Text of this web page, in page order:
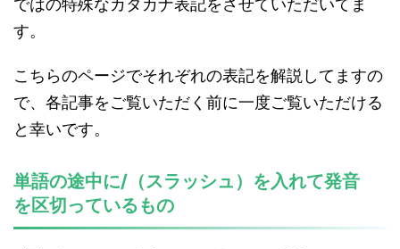
ではの特殊なカタカナ表記をさせていただいてま
す。
こちらのページでそれぞれの表記を解説してますの
で、各記事をご覧いただく前に一度ご覧いただける
と幸いです。
単語の途中に/（スラッシュ）を入れて発音
を区切っているもの